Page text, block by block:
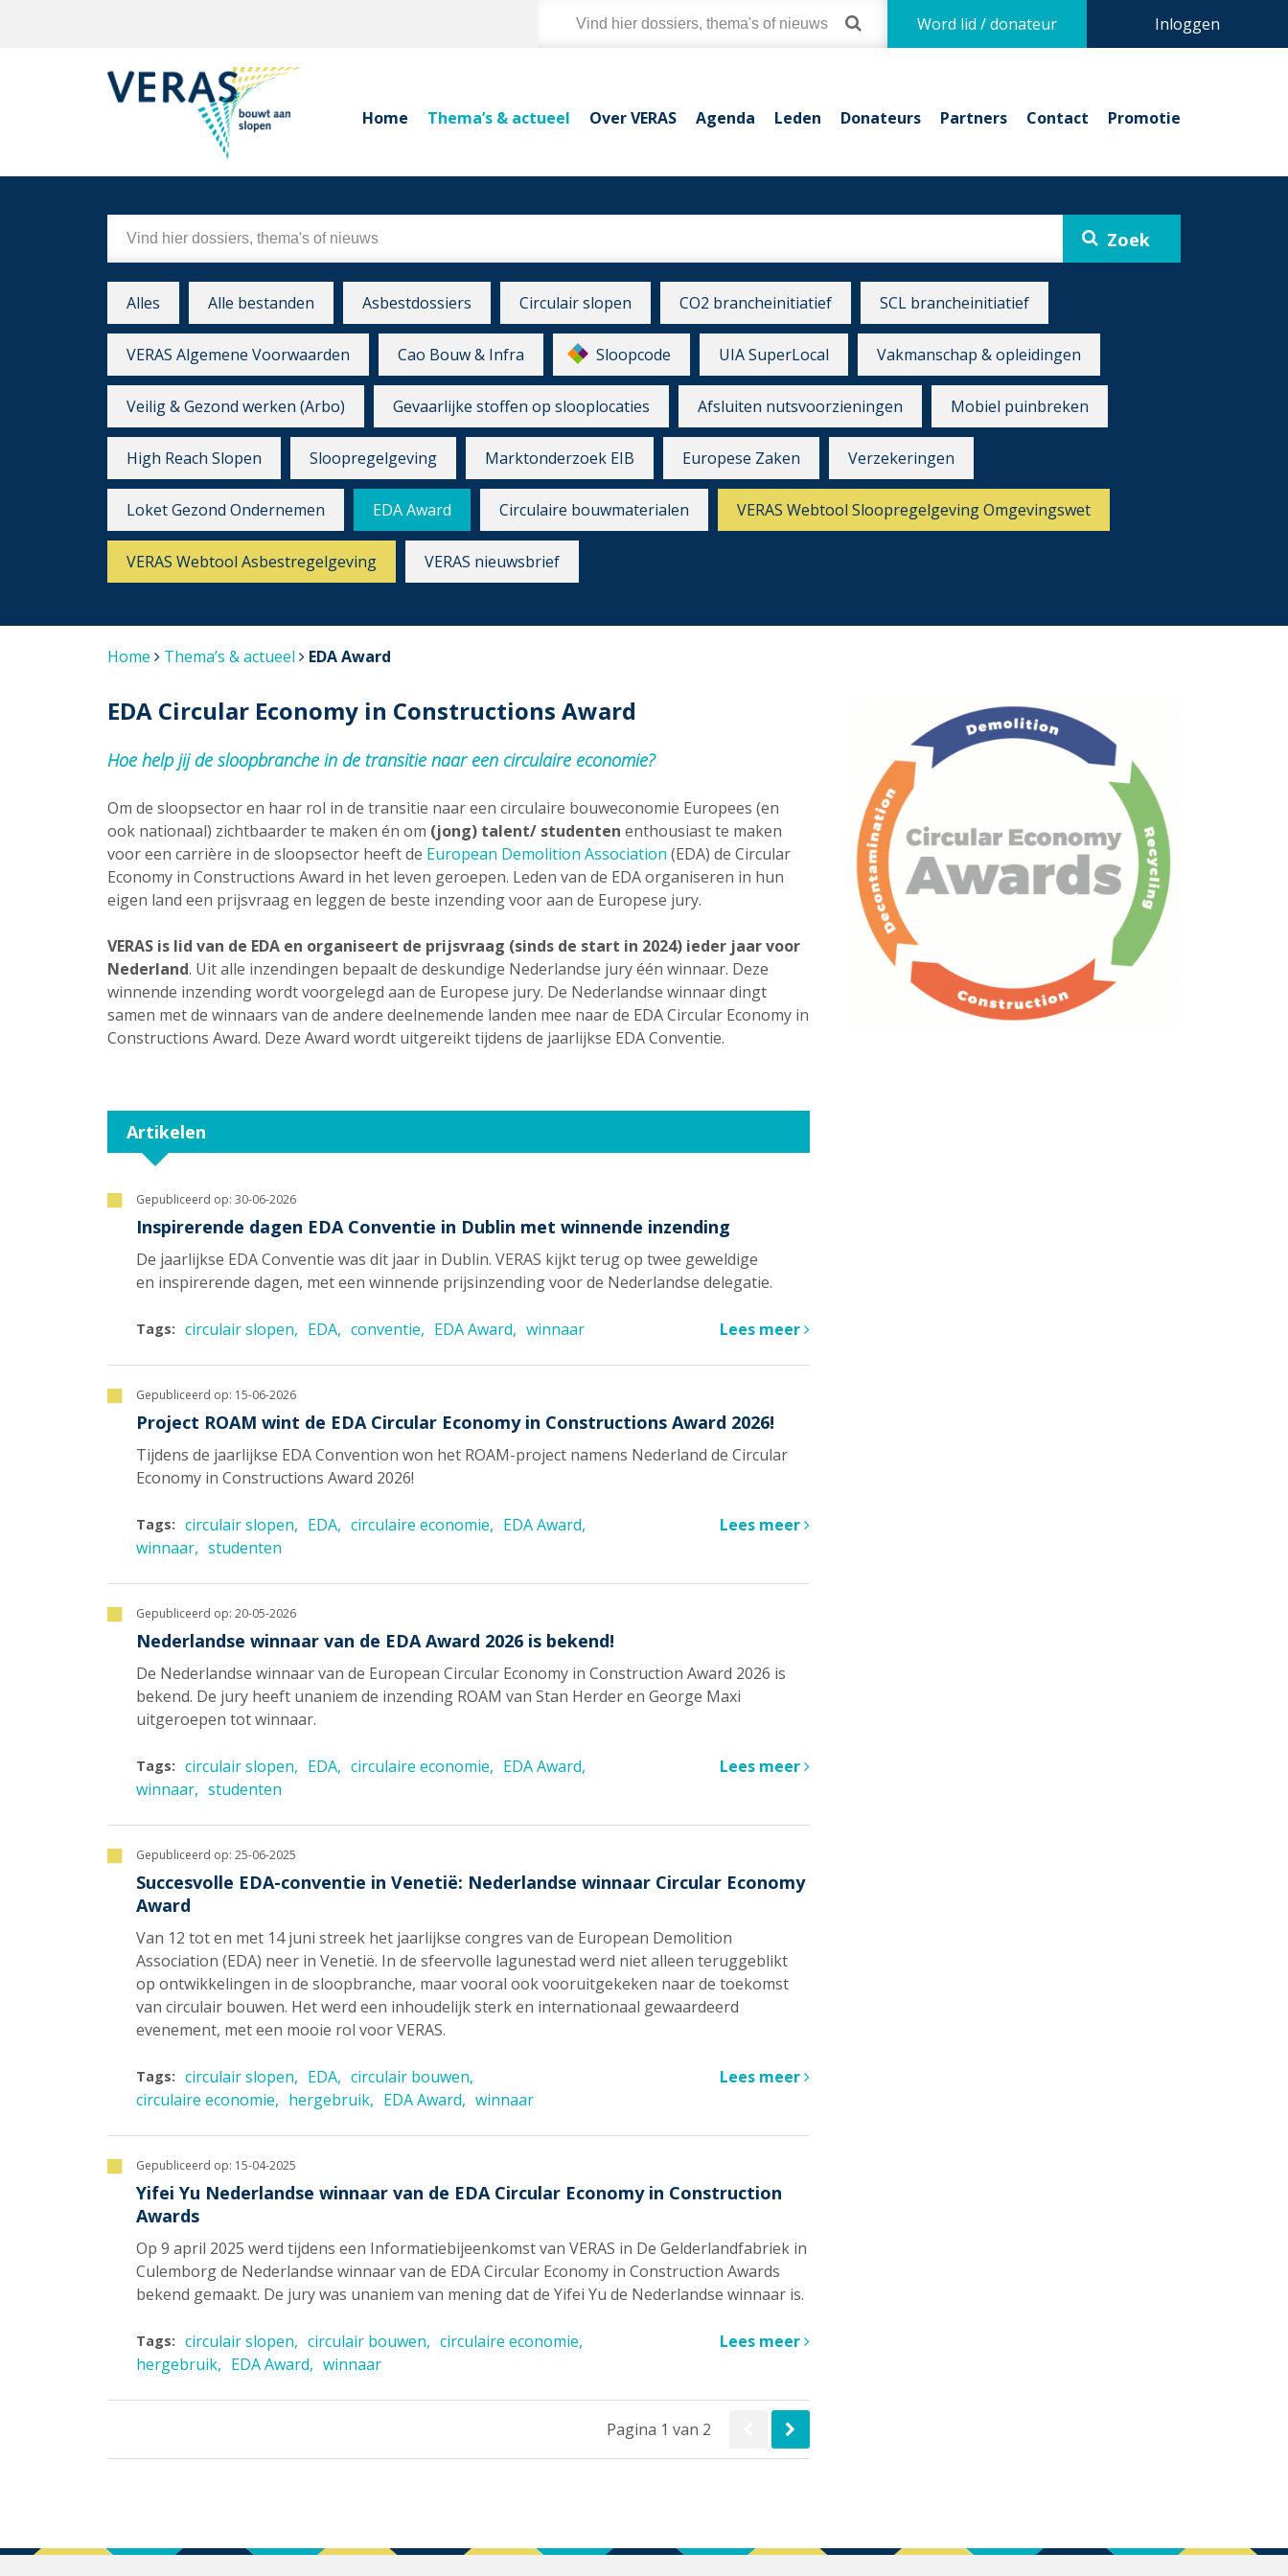
Inloggen
Word lid / donateur
Home Thema’s & actueel Over VERAS Agenda Leden Donateurs Partners Contact Promotie
Alles Alle bestanden Asbestdossiers Circulair slopen CO2 brancheinitiatief SCL brancheinitiatief
VERAS Algemene Voorwaarden Cao Bouw & Infra Sloopcode UIA SuperLocal Vakmanschap & opleidingen
Veilig & Gezond werken (Arbo) Gevaarlijke stoffen op slooplocaties Afsluiten nutsvoorzieningen Mobiel puinbreken
High Reach Slopen Sloopregelgeving Marktonderzoek EIB Europese Zaken Verzekeringen
Loket Gezond Ondernemen EDA Award Circulaire bouwmaterialen VERAS Webtool Sloopregelgeving Omgevingswet
VERAS Webtool Asbestregelgeving VERAS nieuwsbrief
Home Thema’s & actueel EDA Award
EDA Circular Economy in Constructions Award
Hoe help jij de sloopbranche in de transitie naar een circulaire economie?
Om de sloopsector en haar rol in de transitie naar een circulaire bouweconomie Europees (en
ook nationaal) zichtbaarder te maken én om (jong) talent/ studenten enthousiast te maken
voor een carrière in de sloopsector heeft de European Demolition Association (EDA) de Circular
Economy in Constructions Award in het leven geroepen. Leden van de EDA organiseren in hun
eigen land een prijsvraag en leggen de beste inzending voor aan de Europese jury.
VERAS is lid van de EDA en organiseert de prijsvraag (sinds de start in 2024) ieder jaar voor
Nederland. Uit alle inzendingen bepaalt de deskundige Nederlandse jury één winnaar. Deze
winnende inzending wordt voorgelegd aan de Europese jury. De Nederlandse winnaar dingt
samen met de winnaars van de andere deelnemende landen mee naar de EDA Circular Economy in
Constructions Award. Deze Award wordt uitgereikt tijdens de jaarlijkse EDA Conventie.
Artikelen
Gepubliceerd op: 30-06-2026
Inspirerende dagen EDA Conventie in Dublin met winnende inzending
De jaarlijkse EDA Conventie was dit jaar in Dublin. VERAS kijkt terug op twee geweldige
en inspirerende dagen, met een winnende prijsinzending voor de Nederlandse delegatie.
Tags: circulair slopen EDA conventie EDA Award winnaar Lees meer
Gepubliceerd op: 15-06-2026
Project ROAM wint de EDA Circular Economy in Constructions Award 2026!
Tijdens de jaarlijkse EDA Convention won het ROAM-project namens Nederland de Circular
Economy in Constructions Award 2026!
Tags: circulair slopen EDA circulaire economie
EDA Award
winnaar
studenten
Lees meer
Gepubliceerd op: 20-05-2026
Nederlandse winnaar van de EDA Award 2026 is bekend!
De Nederlandse winnaar van de European Circular Economy in Construction Award 2026 is
bekend. De jury heeft unaniem de inzending ROAM van Stan Herder en George Maxi
uitgeroepen tot winnaar.
Tags: circulair slopen EDA circulaire economie
EDA Award
winnaar
studenten
Lees meer
Gepubliceerd op: 25-06-2025
Succesvolle EDA-conventie in Venetië: Nederlandse winnaar Circular Economy
Award
Van 12 tot en met 14 juni streek het jaarlijkse congres van de European Demolition
Association (EDA) neer in Venetië. In de sfeervolle lagunestad werd niet alleen teruggeblikt
op ontwikkelingen in de sloopbranche, maar vooral ook vooruitgekeken naar de toekomst
van circulair bouwen. Het werd een inhoudelijk sterk en internationaal gewaardeerd
evenement, met een mooie rol voor VERAS.
Tags: circulair slopen EDA
circulair bouwen
circulaire economie
hergebruik EDA Award winnaar
Lees meer
Gepubliceerd op: 15-04-2025
Yifei Yu Nederlandse winnaar van de EDA Circular Economy in Construction
Awards
Op 9 april 2025 werd tijdens een Informatiebijeenkomst van VERAS in De Gelderlandfabriek in
Culemborg de Nederlandse winnaar van de EDA Circular Economy in Construction Awards
bekend gemaakt. De jury was unaniem van mening dat de Yifei Yu de Nederlandse winnaar is.
Tags: circulair slopen circulair bouwen
circulaire economie
hergebruik
EDA Award winnaar
Lees meer
Pagina 1 van 2